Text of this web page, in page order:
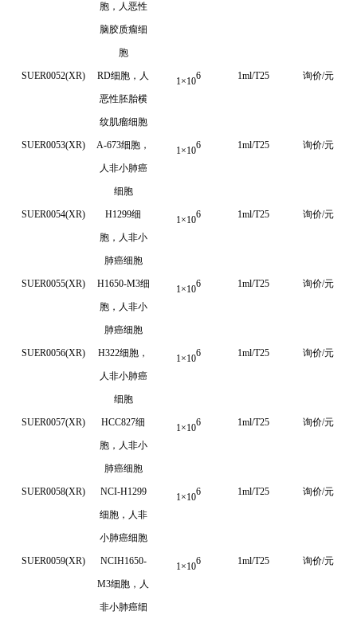
胞，人恶性
脑胶质瘤细
胞
SUER0052(XR) RD细胞，人
恶性胚胎横
纹肌瘤细胞
1 ×106 1ml/T25 询价/元
SUER0053(XR) A-673细胞，
人非小肺癌
细胞
1 ×106 1ml/T25 询价/元
SUER0054(XR) H1299细
胞，人非小
肺癌细胞
1 ×106 1ml/T25 询价/元
SUER0055(XR) H1650-M3细
胞，人非小
肺癌细胞
1 ×106 1ml/T25 询价/元
SUER0056(XR) H322细胞，
人非小肺癌
细胞
1 ×106 1ml/T25 询价/元
SUER0057(XR) HCC827细
胞，人非小
肺癌细胞
1 ×106 1ml/T25 询价/元
SUER0058(XR) NCI-H1299
细胞，人非
小肺癌细胞
1 ×106 1ml/T25 询价/元
SUER0059(XR) NCIH1650-
M3细胞，人
非小肺癌细
1 ×106 1ml/T25 询价/元